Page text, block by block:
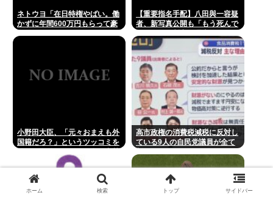
ネトウヨ「在日特権やばい。働
かずに年間600万円もらって豪
【重要指名手配】八田與一容疑
者、新写真公開も「もう死んで
小野田大臣、「元々おまえも外
国籍だろ？」というツッコミを
高市政権の消費税減税に反対し
ている9人の自民党議員が全て
ホーム 検索 トップ サイドバー